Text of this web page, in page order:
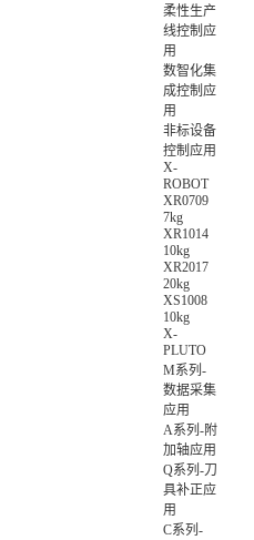
柔性生产
线控制应
用
数智化集
成控制应
用
非标设备
控制应用
X-
ROBOT
XR0709
7kg
XR1014
10kg
XR2017
20kg
XS1008
10kg
X-
PLUTO
M系列-
数据采集
应用
A系列-附
加轴应用
Q系列-刀
具补正应
用
C系列-